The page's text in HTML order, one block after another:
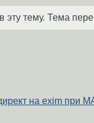
эту тему. Тема
на exim при